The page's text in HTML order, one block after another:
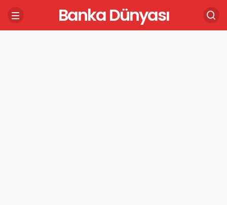
Banka Dünyası